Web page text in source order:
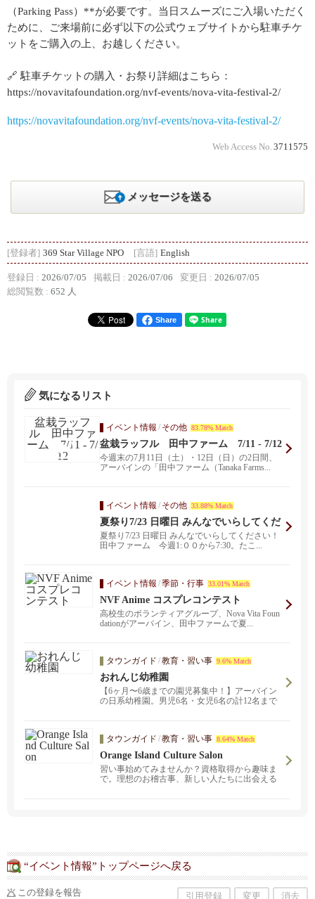
（Parking Pass）**が必要です。当日スムーズにご入場いただく
ために、ご来場前に必ず以下の公式ウェブサイトから駐車チケ
ットをご購入の上、お越しください。
🔗 駐車チケットの購入・お祭り詳細はこちら：
https://novavitafoundation.org/nvf-events/nova-vita-festival-2/
https://novavitafoundation.org/nvf-events/nova-vita-festival-2/
Web Access No. 3711575
メッセージを送る
[登録者] 369 Star Village NPO [言語] English
登録日 : 2026/07/05 掲載日 : 2026/07/06 変更日 : 2026/07/05
総閲覧数 : 652 人
Share
気になるリスト
イベント情報 / その他 83.78% Match
盆栽ラッフル 田中ファーム 7/11 - 7/12
今週末の7月11日（土）・12日（日）の2日間、
アーバインの「田中ファーム（Tanaka Farms...
イベント情報 / その他 33.88% Match
夏祭り7/23 日曜日 みんなでいらしてくだ
さい！ 田中ファーム 今週1:００から7:3
0。たこ焼き、寿司、焼き鳥 ヨーヨー、
夏祭り7/23 日曜日 みんなでいらしてください！
田中ファーム 今週1:００から7:30。たこ...
イベント情報 /季節・行事 33.01% Match
NVF Anime コスプレコンテスト
高校生のボランティアグループ、Nova Vita Foun
dationがアーバイン、田中ファームで夏...
タウンガイド /教育・習い事 9.6% Match
おれんじ幼稚園
【6ヶ月〜6歳までの園児募集中！】アーバイン
の日系幼稚園。男児6名・女児6名の計12名まで
orangeleafcare@gmail.comまで。
タウンガイド /教育・習い事 8.64% Match
Orange Island Culture Salon
習い事始めてみませんか？資格取得から趣味ま
で。理想のお稽古事、新しい人たちに出会える
“イベント情報”トップページへ戻る
この登録を報告 引用登録 変更 消去